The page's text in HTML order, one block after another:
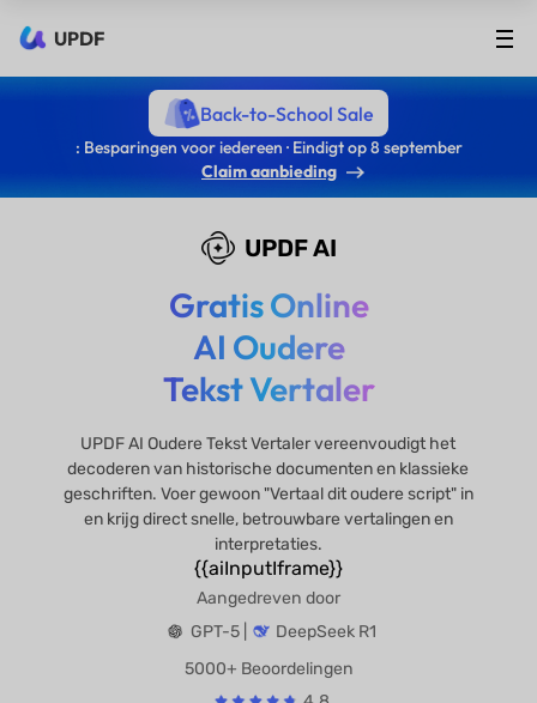
UPDF
Back-to-School Sale
: Besparingen voor iedereen · Eindigt op 8 september
Claim aanbieding
UPDF AI
Gratis Online
AI Oudere
Tekst Vertaler
UPDF AI Oudere Tekst Vertaler vereenvoudigt het
decoderen van historische documenten en klassieke
geschriften. Voer gewoon "Vertaal dit oudere script" in
en krijg direct snelle, betrouwbare vertalingen en
interpretaties.
{{aiInputIframe}}
Aangedreven door